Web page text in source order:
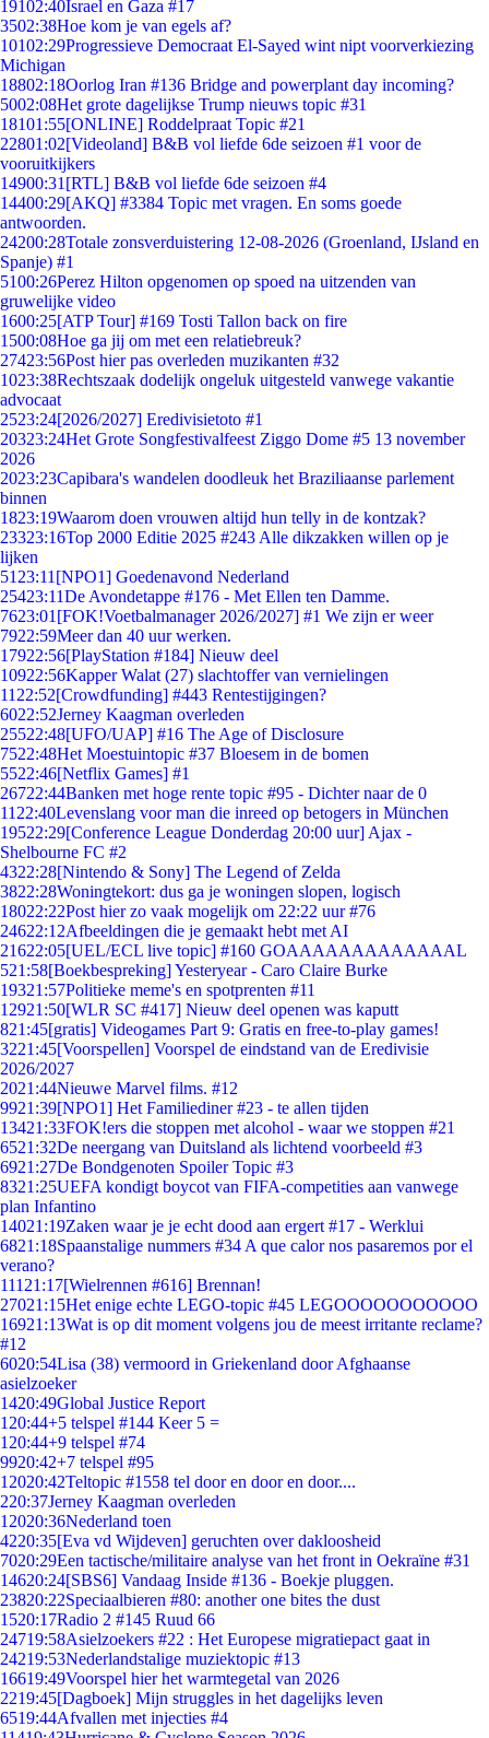
19102:40Israel en Gaza #17
3502:38Hoe kom je van egels af?
10102:29Progressieve Democraat El-Sayed wint nipt voorverkiezing
Michigan
18802:18Oorlog Iran #136 Bridge and powerplant day incoming?
5002:08Het grote dagelijkse Trump nieuws topic #31
18101:55[ONLINE] Roddelpraat Topic #21
22801:02[Videoland] B&B vol liefde 6de seizoen #1 voor de
vooruitkijkers
14900:31 [RTL] B&B vol liefde 6de seizoen #4
14400:29[AKQ] #3384 Topic met vragen. En soms goede
antwoorden.
24200:28Totale zonsverduistering 12-08-2026 (Groenland, IJsland en
Spanje) #1
5100:26Perez Hilton opgenomen op spoed na uitzenden van
gruwelijke video
1600:25[ATP Tour] #169 Tosti Tallon back on fire
1500:08Hoe ga jij om met een relatiebreuk?
27423:56Post hier pas overleden muzikanten #32
1023:38Rechtszaak dodelijk ongeluk uitgesteld vanwege vakantie
advocaat
2523:24[2026/2027] Eredivisietoto #1
20323:24Het Grote Songfestivalfeest Ziggo Dome #5 13 november
2026
2023:23Capibara's wandelen doodleuk het Braziliaanse parlement
binnen
1823:19Waarom doen vrouwen altijd hun telly in de kontzak?
23323:16Top 2000 Editie 2025 #243 Alle dikzakken willen op je
lijken
51 23:11 [NPO1] Goedenavond Nederland
25423:11De Avondetappe #176 - Met Ellen ten Damme.
7623:01 [FOK!Voetbalmanager 2026/2027] #1 We zijn er weer
7922:59Meer dan 40 uur werken.
17922:56[PlayStation #184] Nieuw deel
10922:56Kapper Walat (27) slachtoffer van vernielingen
11 22:52[Crowdfunding] #443 Rentestijgingen?
6022:52Jerney Kaagman overleden
25522:48[UFO/UAP] #16 The Age of Disclosure
7522:48Het Moestuintopic #37 Bloesem in de bomen
5522:46[Netflix Games] #1
26722:44Banken met hoge rente topic #95 - Dichter naar de 0
11 22:40Levenslang voor man die inreed op betogers in München
19522:29[Conference League Donderdag 20:00 uur] Ajax -
Shelbourne FC #2
4322:28[Nintendo & Sony] The Legend of Zelda
3822:28Woningtekort: dus ga je woningen slopen, logisch
18022:22Post hier zo vaak mogelijk om 22:22 uur #76
24622:12Afbeeldingen die je gemaakt hebt met AI
21622:05[UEL/ECL live topic] #160 GOAAAAAAAAAAAAAL
521:58[Boekbespreking] Yesteryear - Caro Claire Burke
19321:57Politieke meme's en spotprenten #11
12921:50[WLR SC #417] Nieuw deel openen was kaputt
821:45[gratis] Videogames Part 9: Gratis en free-to-play games!
3221:45[Voorspellen] Voorspel de eindstand van de Eredivisie
2026/2027
2021:44Nieuwe Marvel films. #12
9921:39[NPO1] Het Familiediner #23 - te allen tijden
13421:33FOK!ers die stoppen met alcohol - waar we stoppen #21
6521:32De neergang van Duitsland als lichtend voorbeeld #3
6921:27De Bondgenoten Spoiler Topic #3
8321:25UEFA kondigt boycot van FIFA-competities aan vanwege
plan Infantino
14021:19Zaken waar je je echt dood aan ergert #17 - Werklui
6821:18Spaanstalige nummers #34 A que calor nos pasaremos por el
verano?
111 21:17[Wielrennen #616] Brennan!
27021:15Het enige echte LEGO-topic #45 LEGOOOOOOOOOOO
16921:13Wat is op dit moment volgens jou de meest irritante reclame?
#12
6020:54Lisa (38) vermoord in Griekenland door Afghaanse
asielzoeker
1420:49Global Justice Report
1 20:44+5 telspel #144 Keer 5 =
1 20:44+9 telspel #74
9920:42+7 telspel #95
12020:42Teltopic #1558 tel door en door en door....
220:37Jerney Kaagman overleden
12020:36Nederland toen
4220:35[Eva vd Wijdeven] geruchten over dakloosheid
7020:29Een tactische/militaire analyse van het front in Oekraïne #31
14620:24[SBS6] Vandaag Inside #136 - Boekje pluggen.
23820:22Speciaalbieren #80: another one bites the dust
1520:17Radio 2 #145 Ruud 66
24719:58Asielzoekers #22 : Het Europese migratiepact gaat in
24219:53Nederlandstalige muziektopic #13
16619:49Voorspel hier het warmtegetal van 2026
2219:45[Dagboek] Mijn struggles in het dagelijks leven
6519:44Afvallen met injecties #4